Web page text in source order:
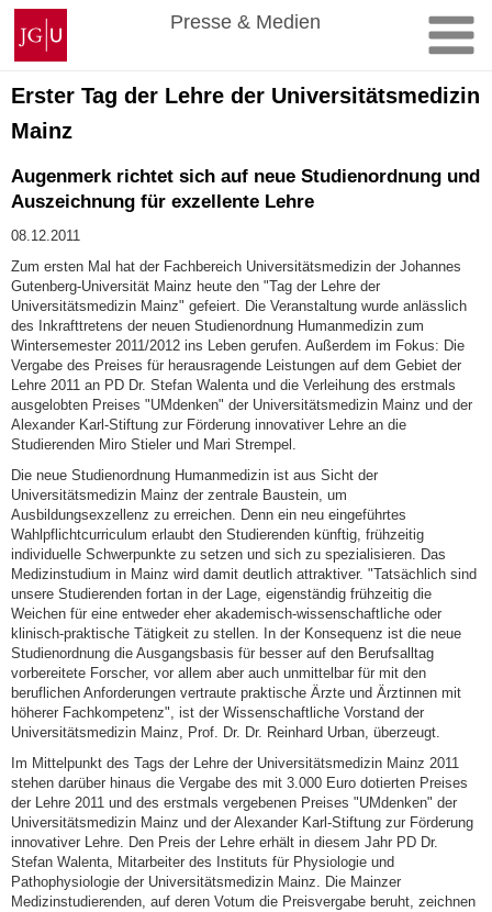
Zum
Inhalt
springen
Johannes
Gutenberg-
Universität
Mainz
Presse & Medien
Erster Tag der Lehre der Universitätsmedizin
Mainz
Augenmerk richtet sich auf neue Studienordnung und
Auszeichnung für exzellente Lehre
08.12.2011
Zum ersten Mal hat der Fachbereich Universitätsmedizin der Johannes
Gutenberg-Universität Mainz heute den "Tag der Lehre der
Universitätsmedizin Mainz" gefeiert. Die Veranstaltung wurde anlässlich
des Inkrafttretens der neuen Studienordnung Humanmedizin zum
Wintersemester 2011/2012 ins Leben gerufen. Außerdem im Fokus: Die
Vergabe des Preises für herausragende Leistungen auf dem Gebiet der
Lehre 2011 an PD Dr. Stefan Walenta und die Verleihung des erstmals
ausgelobten Preises "UMdenken" der Universitätsmedizin Mainz und der
Alexander Karl-Stiftung zur Förderung innovativer Lehre an die
Studierenden Miro Stieler und Mari Strempel.
Die neue Studienordnung Humanmedizin ist aus Sicht der
Universitätsmedizin Mainz der zentrale Baustein, um
Ausbildungsexzellenz zu erreichen. Denn ein neu eingeführtes
Wahlpflichtcurriculum erlaubt den Studierenden künftig, frühzeitig
individuelle Schwerpunkte zu setzen und sich zu spezialisieren. Das
Medizinstudium in Mainz wird damit deutlich attraktiver. "Tatsächlich sind
unsere Studierenden fortan in der Lage, eigenständig frühzeitig die
Weichen für eine entweder eher akademisch-wissenschaftliche oder
klinisch-praktische Tätigkeit zu stellen. In der Konsequenz ist die neue
Studienordnung die Ausgangsbasis für besser auf den Berufsalltag
vorbereitete Forscher, vor allem aber auch unmittelbar für mit den
beruflichen Anforderungen vertraute praktische Ärzte und Ärztinnen mit
höherer Fachkompetenz", ist der Wissenschaftliche Vorstand der
Universitätsmedizin Mainz, Prof. Dr. Dr. Reinhard Urban, überzeugt.
Im Mittelpunkt des Tags der Lehre der Universitätsmedizin Mainz 2011
stehen darüber hinaus die Vergabe des mit 3.000 Euro dotierten Preises
der Lehre 2011 und des erstmals vergebenen Preises "UMdenken" der
Universitätsmedizin Mainz und der Alexander Karl-Stiftung zur Förderung
innovativer Lehre. Den Preis der Lehre erhält in diesem Jahr PD Dr.
Stefan Walenta, Mitarbeiter des Instituts für Physiologie und
Pathophysiologie der Universitätsmedizin Mainz. Die Mainzer
Medizinstudierenden, auf deren Votum die Preisvergabe beruht, zeichnen